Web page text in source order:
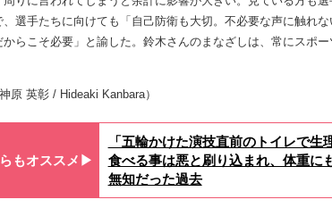
選手たちに向けても「自己防衛も大切。不必要な声に触れ
らこそ必要」と諭した。鈴木さんのまなざしは、常にスポ
原 英彰 / Hideaki Kanbara）
もオススメ▶︎
「五輪かけた演技直前のトイレで
食べる事は悪と刷り込まれ、体重に
無知だった過去